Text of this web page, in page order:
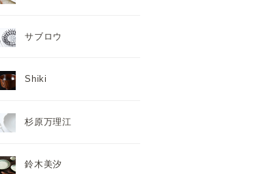
サブロウ
Shiki
杉原万理江
鈴木美汐